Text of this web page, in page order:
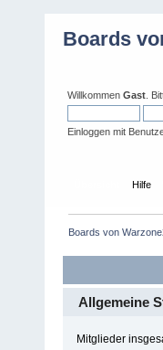
Boards
Willkommen Gast .
Einloggen mit
Hilfe
Boards von
Allgemeine
Mitglieder